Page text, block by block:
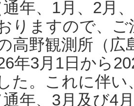
年、1月、2月
りますので、
高野観測所（
年3月1日から
た。これに伴い
年、3月及び4